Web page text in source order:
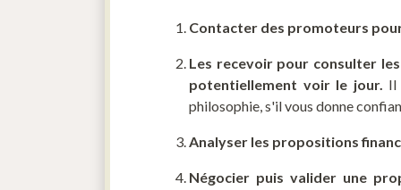
Contacter des promoteurs
Les recevoir pour consulter
potentiellement voir le jour. Il
philosophie, s'il vous donne
Analyser les propositions
Négocier puis valider une